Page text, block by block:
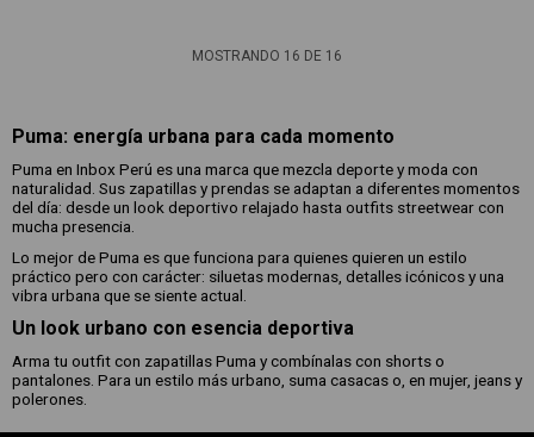
MOSTRANDO 16 DE 16
Puma: energía urbana para cada momento
Puma en Inbox Perú es una marca que mezcla deporte y moda con
naturalidad. Sus zapatillas y prendas se adaptan a diferentes momentos
del día: desde un look deportivo relajado hasta outfits streetwear con
mucha presencia.
Lo mejor de Puma es que funciona para quienes quieren un estilo
práctico pero con carácter: siluetas modernas, detalles icónicos y una
vibra urbana que se siente actual.
Un look urbano con esencia deportiva
Arma tu outfit con zapatillas Puma y combínalas con shorts o
pantalones. Para un estilo más urbano, suma casacas o, en mujer, jeans y
polerones.